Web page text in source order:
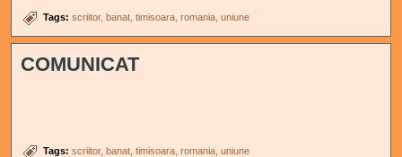
Tags:scriitor banat timisoara romania uniune
COMUNICAT
Tags:scriitor banat timisoara romania uniune